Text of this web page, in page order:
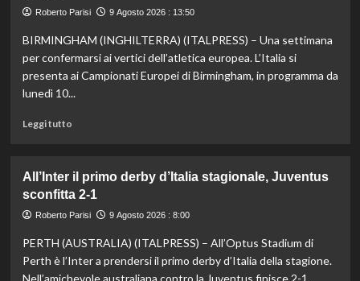
Roberto Parisi 9 Agosto 2026 : 13:50
BIRMINGHAM (INGHILTERRA) (ITALPRESS) – Una settimana
per confermarsi ai vertici dell’atletica europea. L’Italia si
presenta ai Campionati Europei di Birmingham, in programma da
lunedì 10...
Leggi tuttoLeggi
Italia
verso
gli
di
atletica,
Jacobs
All’Inter il primo derby d’Italia stagionale, Juventus
sconfitta 2-1
Roberto Parisi 9 Agosto 2026 : 8:00
PERTH (AUSTRALIA) (ITALPRESS) – All’Optus Stadium di
Perth è l’Inter a prendersi il primo derby d’Italia della stagione.
Nell’amichevole australiana contro la Juventus finisce 2-1...